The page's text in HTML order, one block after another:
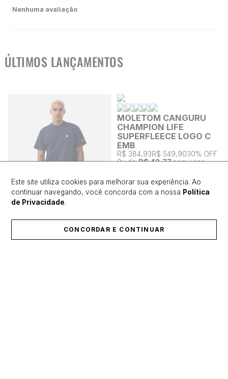
Nenhuma avaliação
ÚLTIMOS LANÇAMENTOS
MOLETOM CANGURU
CHAMPION LIFE
SUPERFLEECE LOGO C
EMB
R$ 384,93R$ 549,9030% OFF
9x de R$ 42,77sem juros
Este site utiliza cookies para melhorar sua experiência. Ao
continuar navegando, você concorda com a nossa Política
de Privacidade.
CONCORDAR E CONTINUAR